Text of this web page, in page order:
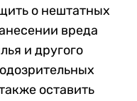
о нештатных
вреда
и другого
оставить